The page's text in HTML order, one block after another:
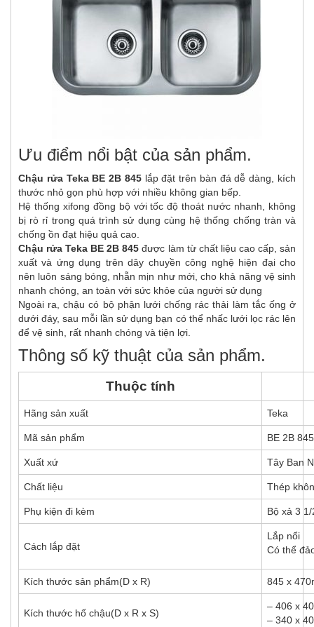
Ưu điểm nổi bật của sản phẩm.
Chậu rửa Teka BE 2B 845lắp đặt trên bàn đá dễ dàng, kích
thước nhỏ gọn phù hợp với nhiều không gian bếp.
Hệ thống xifong đồng bộ với tốc độ thoát nước nhanh, không
bị rò rỉ trong quá trình sử dụng cùng hệ thống chống tràn và
chống ồn đạt hiệu quả cao.
Chậu rửa Teka BE 2B 845được làm từ chất liệu cao cấp, sản
xuất và ứng dụng trên dây chuyền công nghệ hiện đại cho
nên luôn sáng bóng, nhẵn mịn như mới, cho khả năng vệ sinh
nhanh chóng, an toàn với sức khỏe của người sử dụng
Ngoài ra, chậu có bộ phận lưới chống rác thải làm tắc ống ở
dưới đáy, sau mỗi lần sử dụng bạn có thể nhấc lưới lọc rác lên
để vệ sinh, rất nhanh chóng và tiện lợi.
Thông số kỹ thuật của sản phẩm.
Thuộc tính
Hãng sản xuất Teka
Mã sản phẩm BE 2B 845
Xuất xứ Tây Ban
Chất liệu Thép
Phụ kiện đi kèm Bộ xả 3
Cách lắp đặt
Lắp nổi
Có thể
Kích thước sản phẩm(D x R) 845 x
Kích thước hố chậu(D x R x S)
– 406 x
– 340 x